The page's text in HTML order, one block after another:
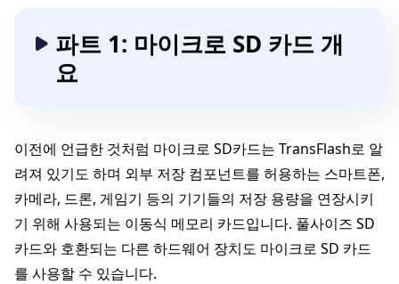
파트 1: 마이크로 SD 카드 개
요
이전에 언급한 것처럼 마이크로 SD카드는 TransFlash로 알
려져 있기도 하며 외부 저장 컴포넌트를 허용하는 스마트폰,
카메라, 드론, 게임기 등의 기기들의 저장 용량을 연장시키
기 위해 사용되는 이동식 메모리 카드입니다. 풀사이즈 SD
카드와 호환되는 다른 하드웨어 장치도 마이크로 SD 카드
를 사용할 수 있습니다.